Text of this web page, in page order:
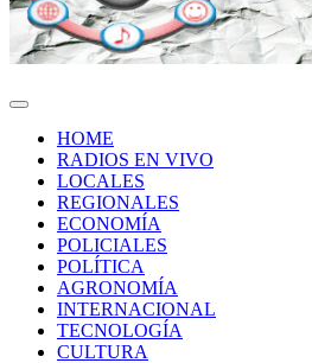
HOME
RADIOS EN VIVO
LOCALES
REGIONALES
ECONOMÍA
POLICIALES
POLÍTICA
AGRONOMÍA
INTERNACIONAL
TECNOLOGÍA
CULTURA